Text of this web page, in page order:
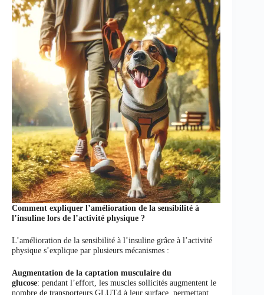
Comment expliquer l’amélioration de la sensibilité à
l’insuline lors de l’activité physique ?
L’amélioration de la sensibilité à l’insuline grâce à l’activité
physique s’explique par plusieurs mécanismes :
Augmentation de la captation musculaire du
glucose: pendant l’effort, les muscles sollicités augmentent le
nombre de transporteurs GLUT4 à leur surface, permettant